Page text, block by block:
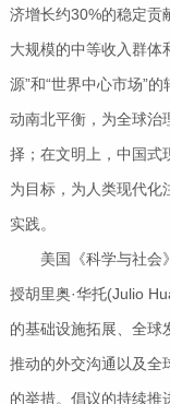
济增长约30%的稳定贡
大规模的中等收入群体
源”和“世界中心市场”
动南北平衡，为全球治
择；在文明上，中国式
为目标，为人类现代化
实践。
美国《科学与社会》
授胡里奥·华托(Julio
的基础设施拓展、全球
推动的外交沟通以及全
的举措。倡议的持续推